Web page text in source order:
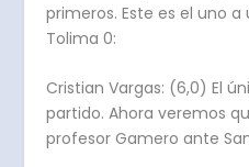
primeros. Este es el uno a
Tolima 0:
Cristian Vargas: (6,0) El
partido. Ahora veremos
profesor Gamero ante